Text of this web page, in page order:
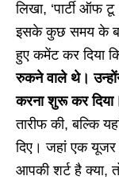
लिखा, ‘पार्टी ऑफ
इसके कुछ समय के
हुए कमेंट कर दिया
रुकने वाले थे।
करना शुरू कर
तारीफ की, बल्कि
दिए। जहां एक
आपकी शर्ट है क्या,